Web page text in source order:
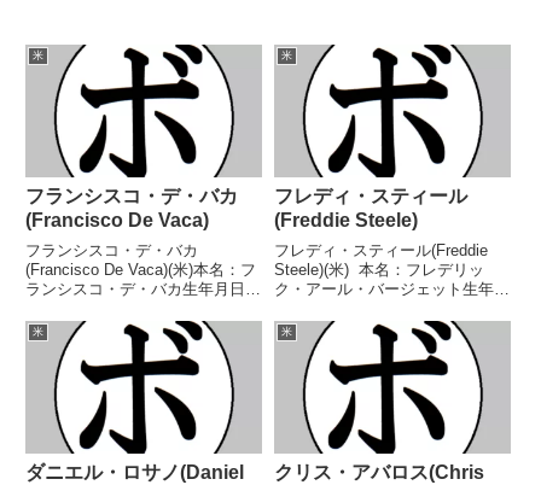
米
フランシスコ・デ・バカ
(Francisco De Vaca)
フランシスコ・デ・バカ
(Francisco De Vaca)(米)本名：フ
ランシスコ・デ・バカ生年月日：
戦20勝(6KO)1敗【獲得タイト
ル】NABF北米バンタム級ジュニ
ア王座【戦歴】2013/05/1...
米
フレディ・スティール
(Freddie Steele)
フレディ・スティール(Freddie
Steele)(米) 本名：フレデリッ
ク・アール・バージェット生年月
績：140戦123勝(58KO)5敗11分1
無効試合 【獲得タイトル】米-太
平洋岸北西部ウェル...
米
ダニエル・ロサノ(Daniel
米
クリス・アバロス(Chris